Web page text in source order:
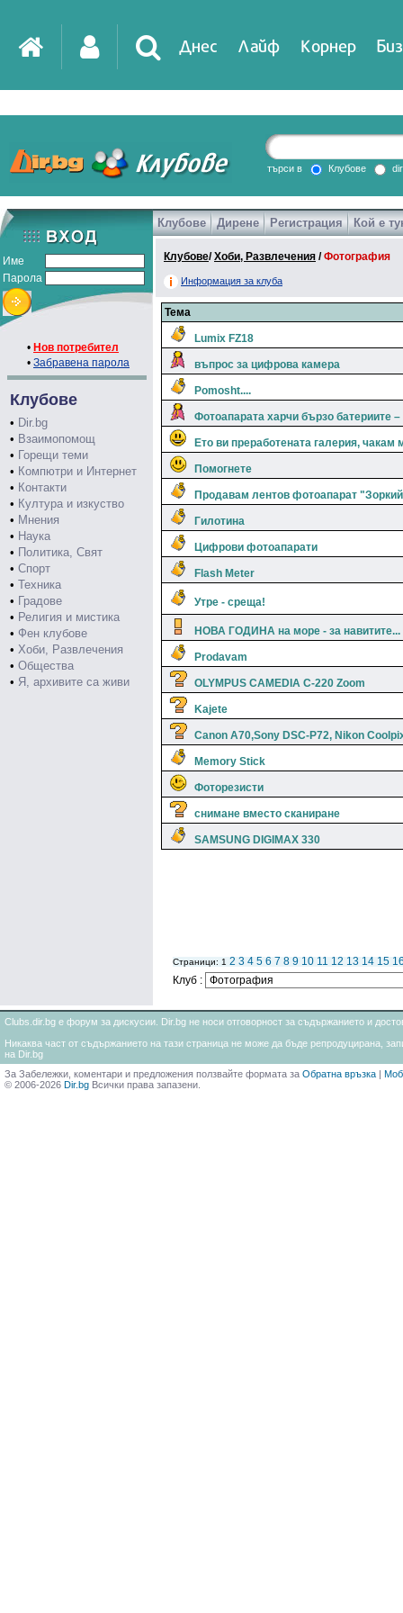
Днес Лайф Корнер
DirTV Impressio
Games
търси в Клубове
Име
Парола
• Нов потребител
• Забравена парола
Клубове
• Dir.bg
• Взаимопомощ
• Горещи теми
• Компютри и Интернет
• Контакти
• Култура и изкуство
• Мнения
• Наука
• Политика, Свят
• Спорт
• Техника
• Градове
• Религия и мистика
• Фен клубове
• Хоби, Развлечения
• Общества
• Я, архивите са живи
Клубове Дирене Регистрация Кой е
Клубове/Хоби, Развлечения /Фотография
Информация за клуба
Тема
Lumix FZ18
въпрос за цифрова камера
Pomosht....
Фотоапарата харчи бързо батериите –
Ето ви преработената галерия, чакам
Помогнете
Продавам лентов фотоапарат
Гилотина
Цифрови фотоапарати
Flash Meter
Утре - среща!
НОВА ГОДИНА на море - за навитите...
Prodavam
OLYMPUS CAMEDIA C-220 Zoom
Kajete
Canon A70,Sony DSC-P72, Nikon
Memory Stick
Фоторезисти
снимане вместо сканиране
SAMSUNG DIGIMAX 330
Страници: 1 2 3 4 5 6 7 8 9 10 11 12 13 14 15
Клуб :
Clubs.dir.bg е форум за дискусии. Dir.bg не носи отговорност за съдържанието и
Никаква част от съдържанието на тази страница не може да бъде репродуцирана,
на Dir.bg
За Забележки, коментари и предложения ползвайте формата за Обратна връзка |
© 2006-2026 Dir.bg Всички права запазени.